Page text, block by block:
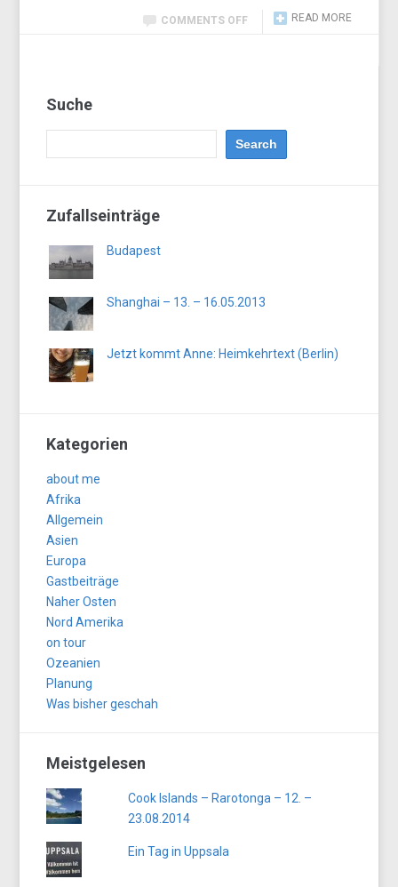
READ MORE
COMMENTS OFF
Suche
Zufallseinträge
Budapest
Shanghai – 13. – 16.05.2013
Jetzt kommt Anne: Heimkehrtext (Berlin)
Kategorien
about me
Afrika
Allgemein
Asien
Europa
Gastbeiträge
Naher Osten
Nord Amerika
on tour
Ozeanien
Planung
Was bisher geschah
Meistgelesen
Cook Islands – Rarotonga – 12. –
23.08.2014
Ein Tag in Uppsala